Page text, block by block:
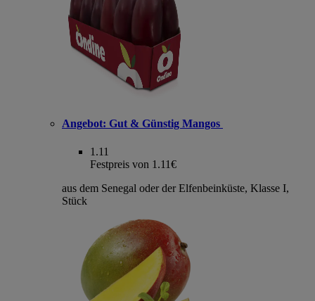
Angebot: Gut & Günstig Mangos
1.11
Festpreis von 1.11€
aus dem Senegal oder der Elfenbeinküste, Klasse I,
Stück